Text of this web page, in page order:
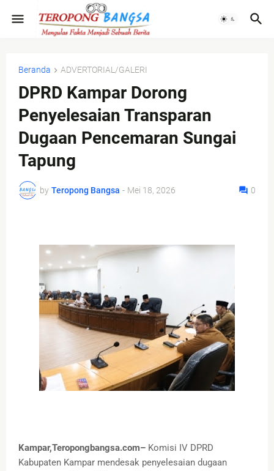
Beranda ADVERTORIAL/GALERI
DPRD Kampar Dorong
Penyelesaian Transparan
Dugaan Pencemaran Sungai
Tapung
by Teropong Bangsa - Mei 18, 2026 0
Kampar,Teropongbangsa.com– Komisi IV DPRD
Kabupaten Kampar mendesak penyelesaian dugaan